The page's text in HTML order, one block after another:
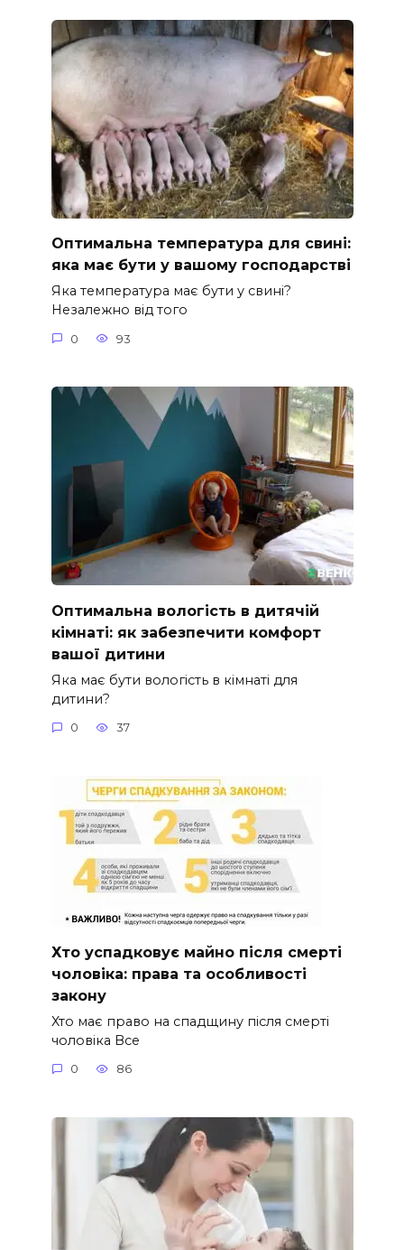
Оптимальна температура для свині:
яка має бути у вашому господарстві
Яка температура має бути у свині?
Незалежно від того
0 93
Оптимальна вологість в дитячій
кімнаті: як забезпечити комфорт
вашої дитини
Яка має бути вологість в кімнаті для
дитини?
0 37
Хто успадковує майно після смерті
чоловіка: права та особливості
закону
Хто має право на спадщину після смерті
чоловіка Все
0 86